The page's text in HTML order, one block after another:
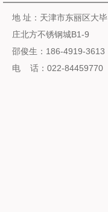
地 址：天津市东丽区大毕
庄北方不锈钢城B1-9
邵俊生：186-4919-3613
电 话：022-84459770